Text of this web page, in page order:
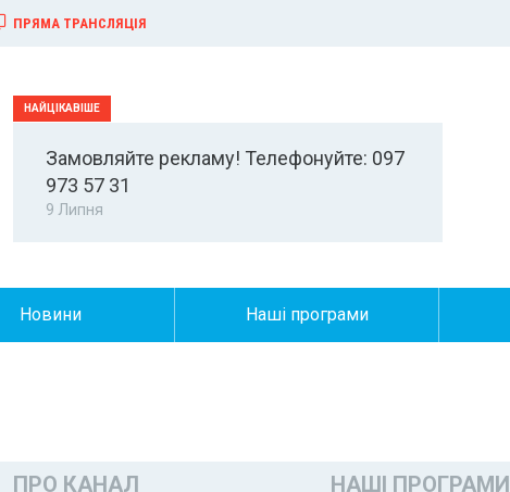
ПРЯМА ТРАНСЛЯЦІЯ
Замовляйте рекламу! Телефонуйте: 097
973 57 31
9 Липня
Новини Наші програми
ПРО КАНАЛ НАШІ ПРОГРАМИ